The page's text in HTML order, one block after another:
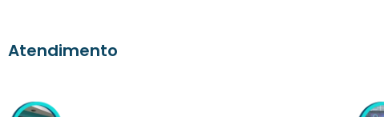
Atendimento